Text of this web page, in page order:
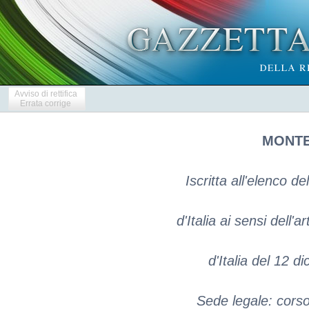
Avviso di rettifica
Errata corrige
Iscritta all'elenco
d'Italia ai sensi
d'Italia del 12
Sede legale: